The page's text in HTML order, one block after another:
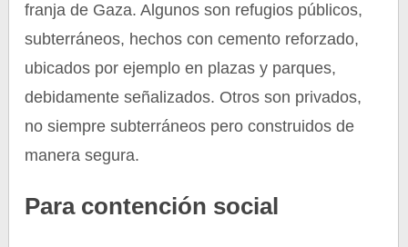
franja de Gaza. Algunos son refugios públicos,
subterráneos, hechos con cemento reforzado,
ubicados por ejemplo en plazas y parques,
debidamente señalizados. Otros son privados,
no siempre subterráneos pero construidos de
manera segura.
Para contención social